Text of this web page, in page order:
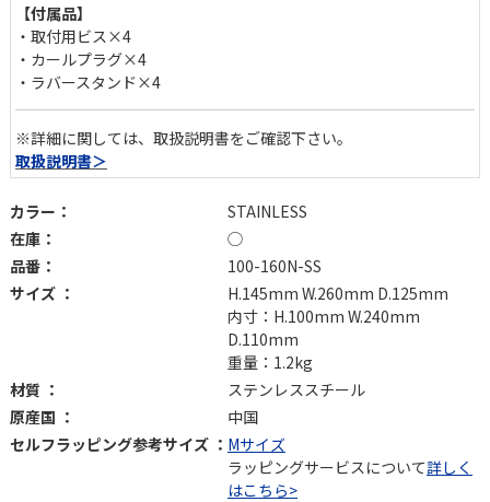
【付属品】
・取付用ビス×4
・カールプラグ×4
・ラバースタンド×4
※詳細に関しては、取扱説明書をご確認下さい。
取扱説明書＞
カラー：
STAINLESS
在庫：
◯
品番：
100-160N-SS
サイズ ：
H.145mm W.260mm D.125mm
内寸：H.100mm W.240mm
D.110mm
重量：1.2kg
材質 ：
ステンレススチール
原産国 ：
中国
セルフラッピング参考サイズ ： Mサイズ
ラッピングサービスについて詳しく
はこちら>